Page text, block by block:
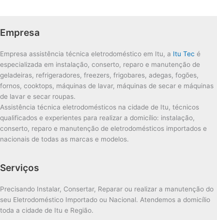
Empresa
Empresa assistência técnica eletrodoméstico em Itu, a Itu Tec é
especializada em instalação, conserto, reparo e manutenção de
geladeiras, refrigeradores, freezers, frigobares, adegas, fogões,
fornos, cooktops, máquinas de lavar, máquinas de secar e máquinas
de lavar e secar roupas.
Assistência técnica eletrodomésticos na cidade de Itu, técnicos
qualificados e experientes para realizar a domicílio: instalação,
conserto, reparo e manutenção de eletrodomésticos importados e
nacionais de todas as marcas e modelos.
Serviços
Precisando Instalar, Consertar, Reparar ou realizar a manutenção do
seu Eletrodoméstico Importado ou Nacional. Atendemos a domicílio
toda a cidade de Itu e Região.